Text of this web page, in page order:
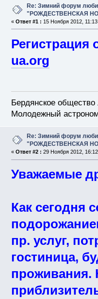
Re: Зимний форум
"РОЖДЕСТВЕНСКАЯ
« Ответ #1 : 15 Ноября 2012,
Регистрация
ua.org
Бердянское
Молодежный
Re: Зимний форум
"РОЖДЕСТВЕНСКАЯ
« Ответ #2 : 29 Ноября 2012,
Уважаемые
Как сегодня
пр. услуг,
гостиница,
проживания.